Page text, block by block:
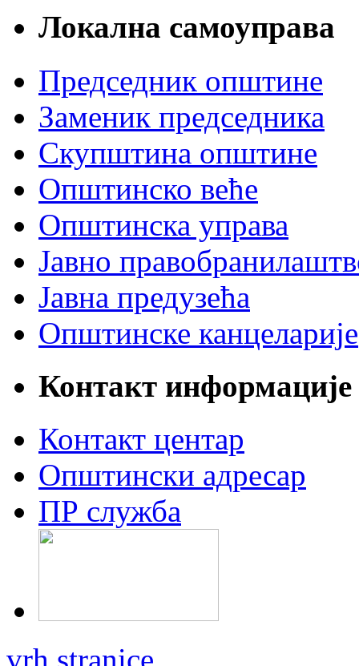
Локална самоуправа
Председник општине
Заменик председника
Скупштина општине
Општинско веће
Општинска управа
Јавно
Јавна предузећа
Општинске канцеларије
Контакт информације
Контакт центар
Општински адресар
ПР служба